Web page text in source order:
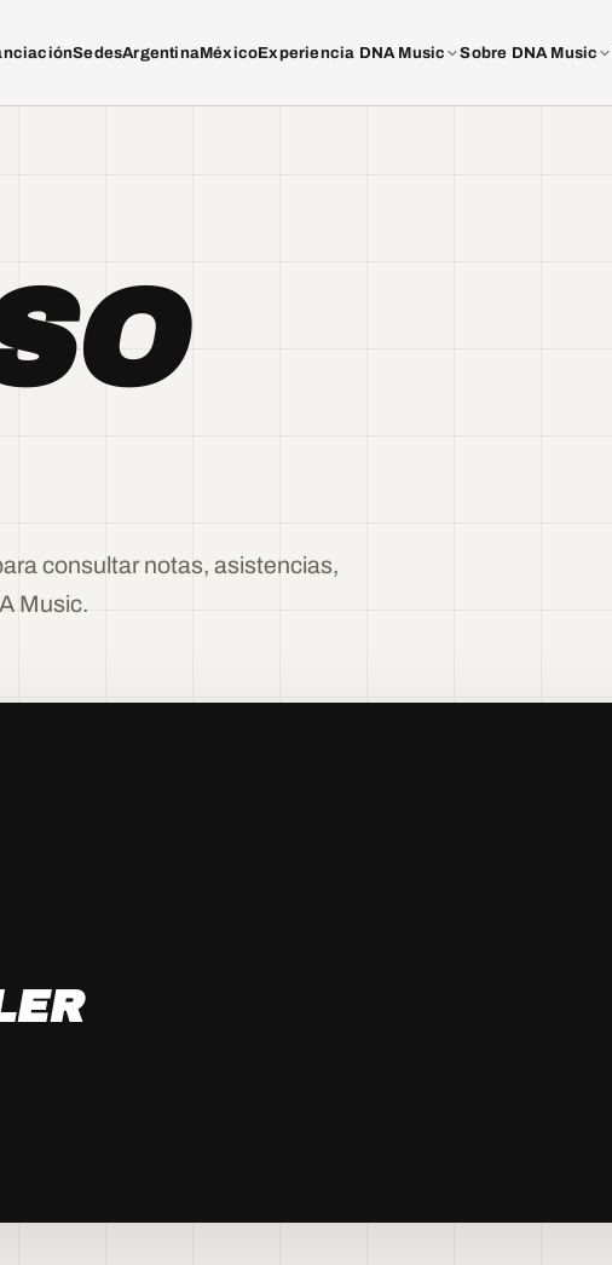
SedesArgentinaMéxicoExperiencia DNA Music Sobre DNA Music
consultar notas, asistencias,
Music.